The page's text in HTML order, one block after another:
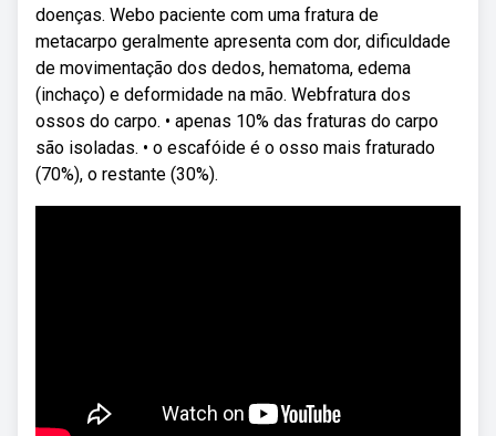
doenças. Webo paciente com uma fratura de
metacarpo geralmente apresenta com dor, dificuldade
de movimentação dos dedos, hematoma, edema
(inchaço) e deformidade na mão. Webfratura dos
ossos do carpo. • apenas 10% das fraturas do carpo
são isoladas. • o escafóide é o osso mais fraturado
(70%), o restante (30%).